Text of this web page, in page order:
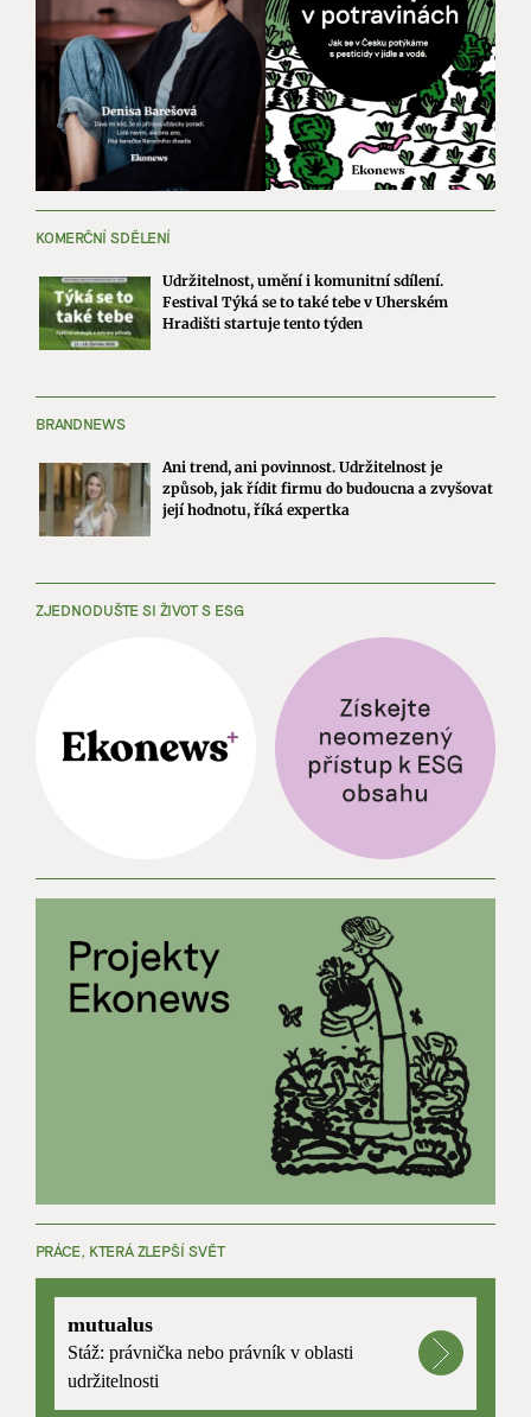
KOMERČNÍ SDĚLENÍ
Udržitelnost, umění i komunitní sdílení.
Festival Týká se to také tebe v Uherském
Hradišti startuje tento týden
BRANDNEWS
Ani trend, ani povinnost. Udržitelnost je
způsob, jak řídit firmu do budoucna a zvyšovat
její hodnotu, říká expertka
ZJEDNODUŠTE SI ŽIVOT S ESG
PRÁCE, KTERÁ ZLEPŠÍ SVĚT
mutualus
Stáž: právnička nebo právník v oblasti
udržitelnosti